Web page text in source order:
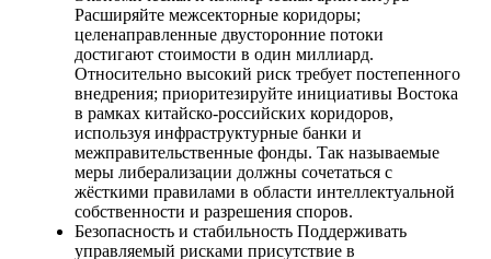
Расширяйте межсекторные коридоры;
целенаправленные двусторонние потоки
достигают стоимости в один миллиард.
Относительно высокий риск требует постепенного
внедрения; приоритезируйте инициативы Востока
в рамках китайско-российских коридоров,
используя инфраструктурные банки и
межправительственные фонды. Так называемые
меры либерализации должны сочетаться с
жёсткими правилами в области интеллектуальной
собственности и разрешения споров.
Безопасность и стабильность Поддерживать
управляемый рисками присутствие в